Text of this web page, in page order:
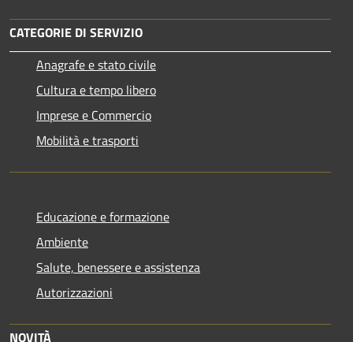
CATEGORIE DI SERVIZIO
Anagrafe e stato civile
Cultura e tempo libero
Imprese e Commercio
Mobilità e trasporti
Educazione e formazione
Ambiente
Salute, benessere e assistenza
Autorizzazioni
NOVITÀ